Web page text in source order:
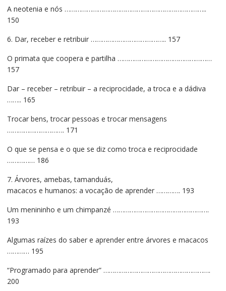
A neotenia e nós …………………………………………………………………..
150
6. Dar, receber e retribuir ………………………………….. 157
O primata que coopera e partilha ……………………………………………
157
Dar – receber – retribuir – a reciprocidade, a troca e a dádiva
…….. 165
Trocar bens, trocar pessoas e trocar mensagens
…………………………. 171
O que se pensa e o que se diz como troca e reciprocidade
…………… 186
7. Árvores, amebas, tamanduás,
macacos e humanos: a vocação de aprender …………. 193
Um menininho e um chimpanzé …………………………………………….
193
Algumas raízes do saber e aprender entre árvores e macacos
………… 195
“Programado para aprender” ………………………………………………….
200